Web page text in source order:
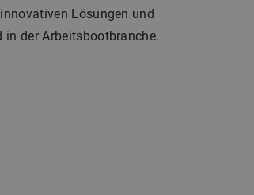
Lösungen und
der Arbeitsbootbranche.